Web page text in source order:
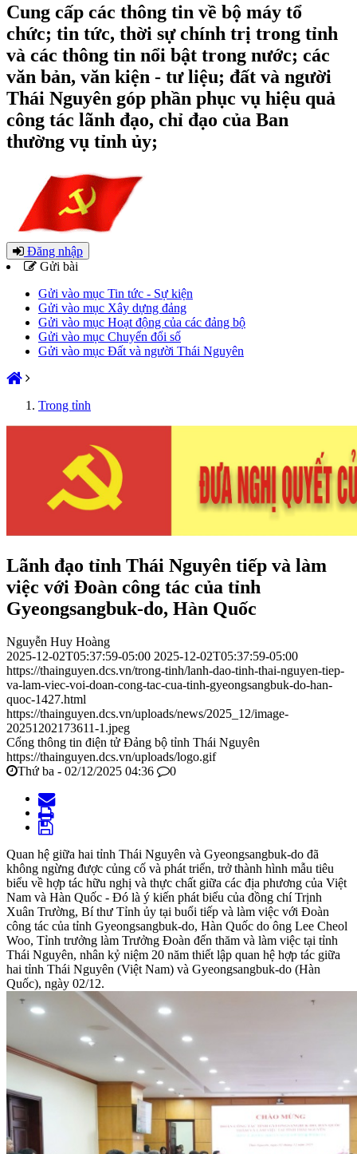
Cung cấp các thông tin về bộ máy tổ
chức; tin tức, thời sự chính trị trong tỉnh
và các thông tin nổi bật trong nước; các
văn bản, văn kiện - tư liệu; đất và người
Thái Nguyên góp phần phục vụ hiệu quả
công tác lãnh đạo, chỉ đạo của Ban
thường vụ tỉnh ủy;
Đăng nhập
Gửi bài
Gửi vào mục Tin tức - Sự kiện
Gửi vào mục Xây dựng đảng
Gửi vào mục Hoạt động của các đảng bộ
Gửi vào mục Chuyển đổi số
Gửi vào mục Đất và người Thái Nguyên
Trong tỉnh
Lãnh đạo tỉnh Thái Nguyên tiếp và làm
việc với Đoàn công tác của tỉnh
Gyeongsangbuk-do, Hàn Quốc
Nguyễn Huy Hoàng
2025-12-02T05:37:59-05:00 2025-12-02T05:37:59-05:00
https://thainguyen.dcs.vn/trong-tinh/lanh-dao-tinh-thai-nguyen-tiep-
va-lam-viec-voi-doan-cong-tac-cua-tinh-gyeongsangbuk-do-han-
quoc-1427.html
https://thainguyen.dcs.vn/uploads/news/2025_12/image-
20251202173611-1.jpeg
Cổng thông tin điện tử Đảng bộ tỉnh Thái Nguyên
https://thainguyen.dcs.vn/uploads/logo.gif
Thứ ba - 02/12/2025 04:36
0
Quan hệ giữa hai tỉnh Thái Nguyên và Gyeongsangbuk-do đã
không ngừng được củng cố và phát triển, trở thành hình mẫu tiêu
biểu về hợp tác hữu nghị và thực chất giữa các địa phương của Việt
Nam và Hàn Quốc - Đó là ý kiến phát biểu của đồng chí Trịnh
Xuân Trường, Bí thư Tỉnh ủy tại buổi tiếp và làm việc với Đoàn
công tác của tỉnh Gyeongsangbuk-do, Hàn Quốc do ông Lee Cheol
Woo, Tỉnh trưởng làm Trưởng Đoàn đến thăm và làm việc tại tỉnh
Thái Nguyên, nhân kỷ niệm 20 năm thiết lập quan hệ hợp tác giữa
hai tỉnh Thái Nguyên (Việt Nam) và Gyeongsangbuk-do (Hàn
Quốc), ngày 02/12.